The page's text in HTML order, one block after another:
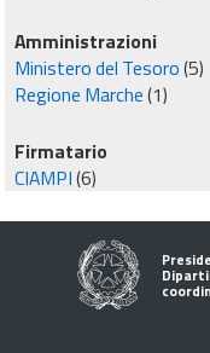
Amministrazioni
Ministero del Tesoro(5)
Regione Marche(1)
Firmatario
CIAMPI(6)